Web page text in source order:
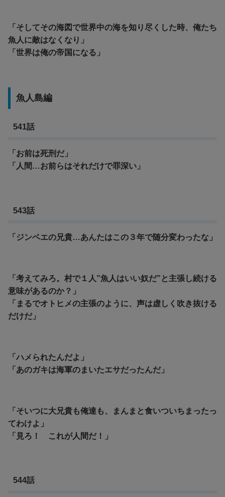
「そしてその海図で世界中の海を知り尽くした時、俺たち
魚人に敵はなくなり」
「世界は俺の帝国になる」
魚人島編
541話
「お前は死刑だ」
「人間…お前らはそれだけで罪深い」
543話
「ジンベエの兄貴…あんたはこの３年で随分変わったな」
「考えてみろ。村で１人”魚人はいい奴だ”と主張し続ける
意味があるのか？」
「まるでオトヒメの主張のように、声は虚しく吹き抜ける
だけだ」
「ハメられたんだよ」
「あのガキは海軍のまいたエサだったんだ」
「そいつに大兄貴も俺達も、まんまと食いついちまったっ
てわけよ」
「見ろ！ これが人間だ！」
544話